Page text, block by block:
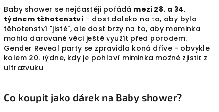
Baby shower se nejčastěji pořádá mezi 28. a 34.
týdnem těhotenství - dost daleko na to, aby bylo
těhotenství "jisté", ale dost brzy na to, aby maminka
mohla darované věci ještě využít před porodem.
Gender Reveal party se zpravidla koná dříve - obvykle
kolem 20. týdne, kdy je pohlaví miminka možné zjistit z
ultrazvuku.
Co koupit jako dárek na Baby shower?